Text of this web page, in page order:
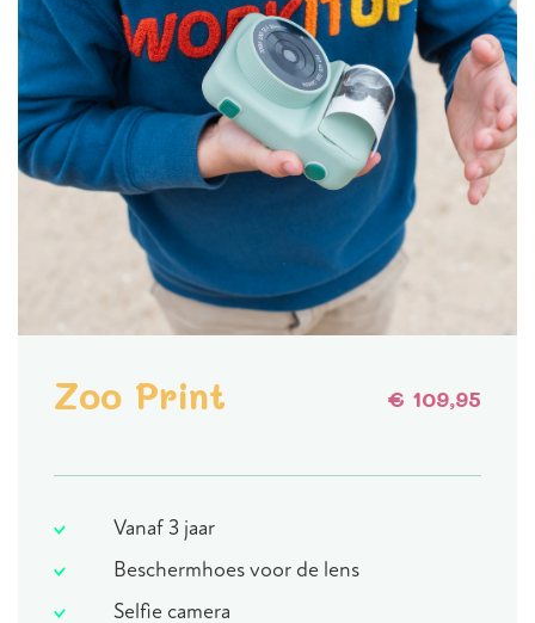
Zoo Print € 109,95
Vanaf 3 jaar
Beschermhoes voor de lens
Selfie camera